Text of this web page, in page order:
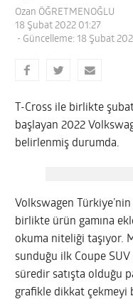
Ozan ÖĞRETMENOĞLU
18 Şubat 2022 01:27
- Güncelleme: 18 Şubat
T-Cross ile birlikte
başlayan 2022
belirlenmiş durumda.
Volkswagen
birlikte ürün gamına
okuma niteliği taşıyor.
sunduğu ilk Coupe
süredir satışta olduğu
grafikle dikkat çekmeyi